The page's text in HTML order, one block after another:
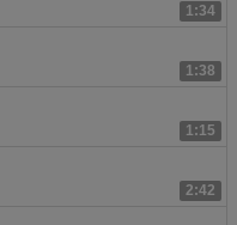
1:34
1:38
1:15
2:42